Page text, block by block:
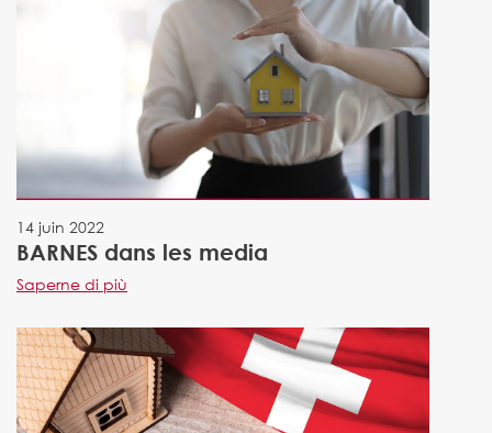
14 juin 2022
BARNES dans les media
Saperne di più